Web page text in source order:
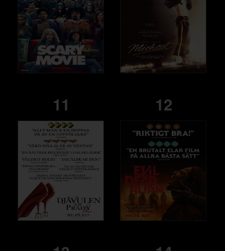
11 12